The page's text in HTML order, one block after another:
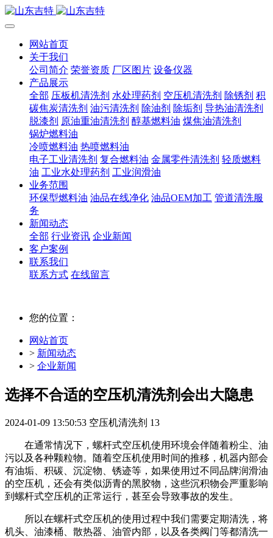
网站首页
关于我们
公司简介 荣誉资质 厂区图片 设备仪器
产品展示
全部 压板机清洗剂 水处理药剂 空压机清洗剂 除锈剂 积
碳焦炭清洗剂 油污清洗剂 除油剂 除垢剂 导热油清洗剂
脱漆剂 原油重油清洗剂 醇基燃料油 煤焦油清洗剂
锅炉燃料油
冷喷燃料油 热喷燃料油
电子工业清洗剂 复合燃料油 金属零件清洗剂 轻质燃料
油 工业水处理药剂 工业润滑油
业务范围
环保型燃料油 油品在线净化 油品OEM加工 管道清洗服
务
新闻动态
全部 行业资讯 企业新闻
客户案例
联系我们
联系方式 在线留言
您的位置：
网站首页
> 新闻动态
> 企业新闻
选择不合适的空压机清洗剂会出大隐患
2024-01-09 13:50:53 空压机清洗剂 13
在通常情况下，螺杆式空压机使用环境会伴随着粉尘、油
污以及各种颗粒物。随着空压机使用时间的推移，机器内部会
有油垢、积碳、沉淀物、锈迹等，如果使用过不同品牌润滑油
的空压机，还会有类似沥青的黑胶物，这些沉积物会严重影响
到螺杆式空压机的正常运行，甚至会导致事故的发生。
所以在螺杆式空压机的使用过程中我们需要定期清洗，将
机头、油漆桶、散热器、油管内部，以及各类阀门等都清洗一